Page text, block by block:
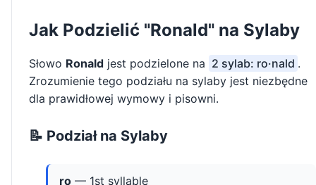
Jak Podzielić "Ronald" na Sylaby
Słowo Ronald jest podzielone na 2 sylab: ro·nald .
Zrozumienie tego podziału na sylaby jest niezbędne
dla prawidłowej wymowy i pisowni.
📝 Podział na Sylaby
ro — 1st syllable